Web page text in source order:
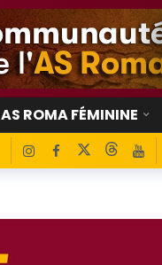
AS ROMA FÉMININE